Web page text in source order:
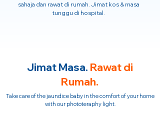
sahaja dan rawat di rumah. Jimat kos & masa
tunggu di hospital.
Jimat Masa. Rawat di
Rumah.
Take care of the jaundice baby in the comfort of your home
with our phototeraphy light.